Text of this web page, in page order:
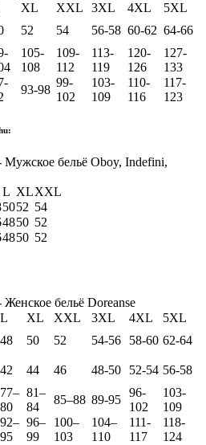
XL XXL 3XL 4XL
5XL
52 54 56-58 60-62 64-66
105-
108
109-
112
113-
119
120-
126
127-
133
93-98
99-
102
103-
109
110-
116
117-
123
L XLXXL
5052 54
4850 52
4850 52
L XL XXL 3XL 4XL
5XL
48 50 52 54-56 58-60 62-64
42 44 46 48-50 52-54 56-58
77–
80
81–
84
85–88 89-95
96-
102
103-
109
92–
95
96–
99
100–
103
104–
110
111-
117
118-
124